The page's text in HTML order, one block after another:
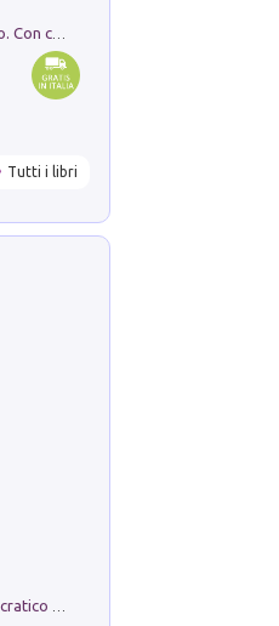
Tutti i libri